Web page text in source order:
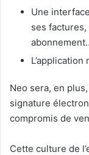
Une
ses
Neo sera, en
signature
compromis de
Cette culture de